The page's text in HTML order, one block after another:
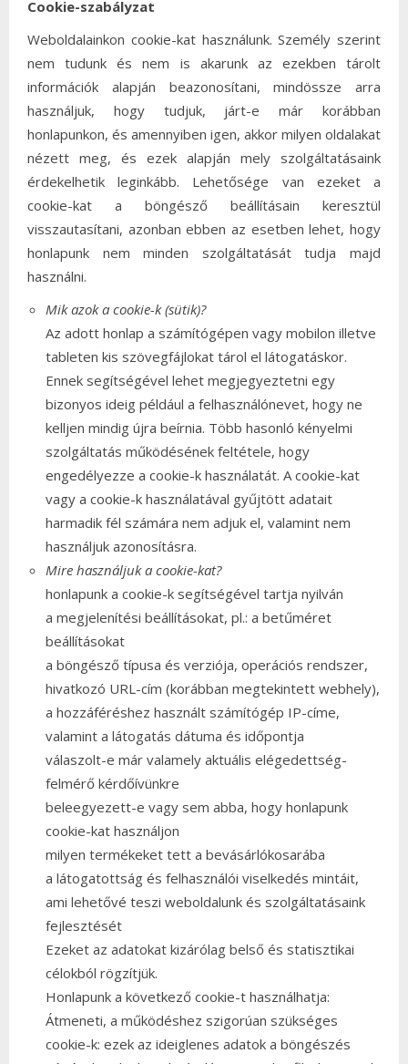
Cookie-szabályzat
Weboldalainkon cookie-kat használunk. Személy szerint
nem tudunk és nem is akarunk az ezekben tárolt
információk alapján beazonosítani, mindössze arra
használjuk, hogy tudjuk, járt-e már korábban
honlapunkon, és amennyiben igen, akkor milyen oldalakat
nézett meg, és ezek alapján mely szolgáltatásaink
érdekelhetik leginkább. Lehetősége van ezeket a
cookie-kat a böngésző beállításain keresztül
visszautasítani, azonban ebben az esetben lehet, hogy
honlapunk nem minden szolgáltatását tudja majd
használni.
Mik azok a cookie-k (sütik)?
Az adott honlap a számítógépen vagy mobilon illetve
tableten kis szövegfájlokat tárol el látogatáskor.
Ennek segítségével lehet megjegyeztetni egy
bizonyos ideig például a felhasználónevet, hogy ne
kelljen mindig újra beírnia. Több hasonló kényelmi
szolgáltatás működésének feltétele, hogy
engedélyezze a cookie-k használatát. A cookie-kat
vagy a cookie-k használatával gyűjtött adatait
harmadik fél számára nem adjuk el, valamint nem
használjuk azonosításra.
Mire használjuk a cookie-kat?
honlapunk a cookie-k segítségével tartja nyilván
a megjelenítési beállításokat, pl.: a betűméret
beállításokat
a böngésző típusa és verziója, operációs rendszer,
hivatkozó URL-cím (korábban megtekintett webhely),
a hozzáféréshez használt számítógép IP-címe,
valamint a látogatás dátuma és időpontja
válaszolt-e már valamely aktuális elégedettség-
felmérő kérdőívünkre
beleegyezett-e vagy sem abba, hogy honlapunk
cookie-kat használjon
milyen termékeket tett a bevásárlókosarába
a látogatottság és felhasználói viselkedés mintáit,
ami lehetővé teszi weboldalunk és szolgáltatásaink
fejlesztését
Ezeket az adatokat kizárólag belső és statisztikai
célokból rögzítjük.
Honlapunk a következő cookie-t használhatja:
Átmeneti, a működéshez szigorúan szükséges
cookie-k: ezek az ideiglenes adatok a böngészés